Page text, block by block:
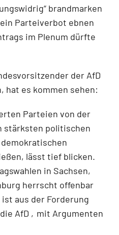
brandmarken
Parteiverbot ebnen
im Plenum dürfte
der AfD
hat es kommen sehen:
Parteien von der
stärksten politischen
lässt tief blicken.
in Sachsen,
herrscht offenbar
aus der Forderung
AfD ‚mit Argumenten